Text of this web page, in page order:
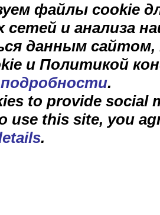
файлы cookie
сетей и анализа
данным
и Политикой
.
to provide social
use this site, you
.